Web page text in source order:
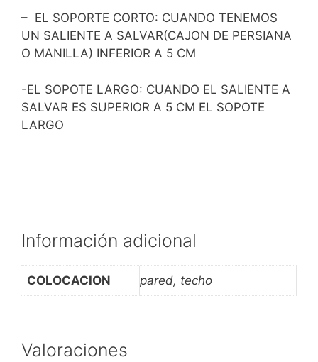
– EL SOPORTE CORTO: CUANDO TENEMOS
UN SALIENTE A SALVAR(CAJON DE PERSIANA
O MANILLA) INFERIOR A 5 CM
-EL SOPOTE LARGO: CUANDO EL SALIENTE A
SALVAR ES SUPERIOR A 5 CM EL SOPOTE
LARGO
Información adicional
COLOCACION pared, techo
Valoraciones